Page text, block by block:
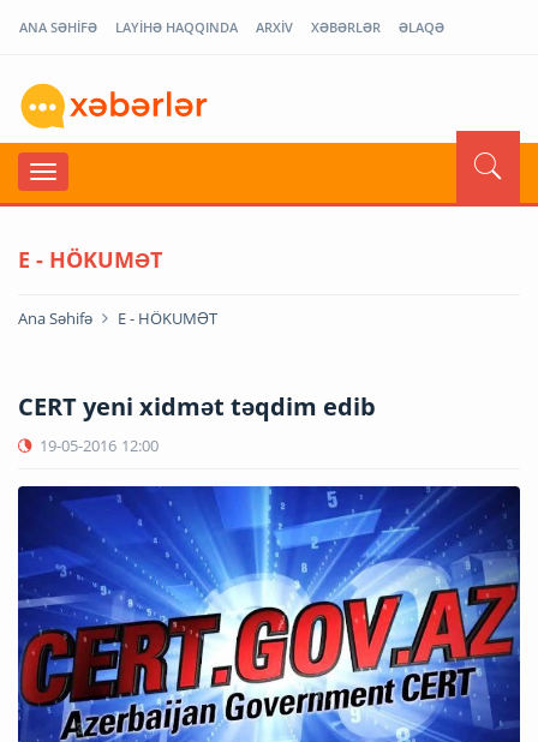
ANA SƏHİFƏ LAYİHƏ HAQQINDA ARXİV XƏBƏRLƏR ƏLAQƏ
E - HÖKUMƏT
Ana Səhifə E - HÖKUMƏT
CERT yeni xidmət təqdim edib
19-05-2016 12:00